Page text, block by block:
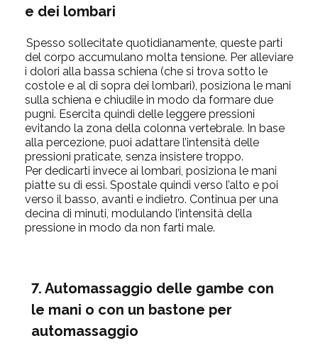
e dei lombari
Spesso sollecitate quotidianamente, queste parti
del corpo accumulano molta tensione. Per alleviare
i dolori alla bassa schiena (che si trova sotto le
costole e al di sopra dei lombari), posiziona le mani
sulla schiena e chiudile in modo da formare due
pugni. Esercita quindi delle leggere pressioni
evitando la zona della colonna vertebrale. In base
alla percezione, puoi adattare l’intensità delle
pressioni praticate, senza insistere troppo.
Per dedicarti invece ai lombari, posiziona le mani
piatte su di essi. Spostale quindi verso l’alto e poi
verso il basso, avanti e indietro. Continua per una
decina di minuti, modulando l’intensità della
pressione in modo da non farti male.
7. Automassaggio delle gambe con
le mani o con un bastone per
automassaggio